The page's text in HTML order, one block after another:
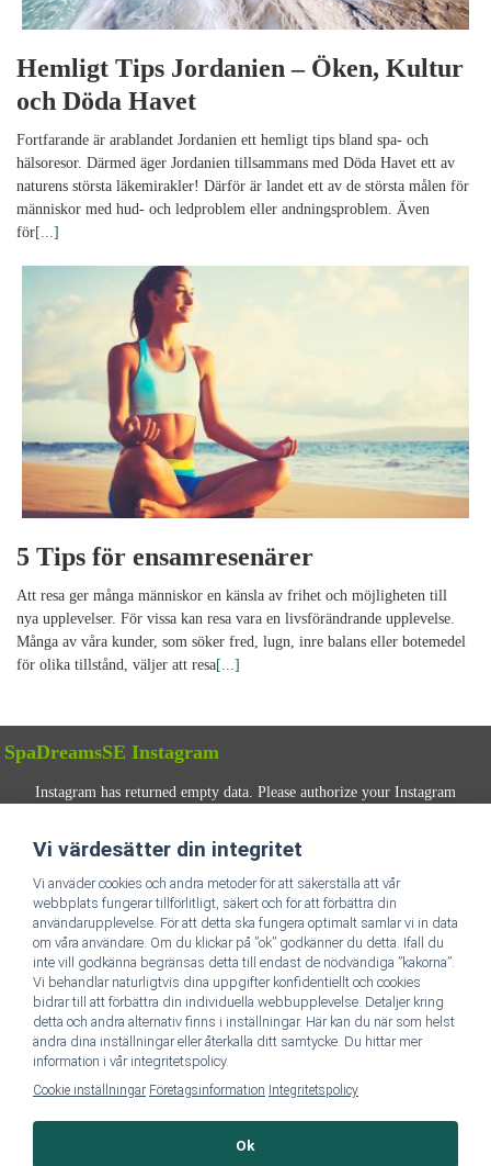
Hemligt Tips Jordanien – Öken, Kultur
och Döda Havet
Fortfarande är arablandet Jordanien ett hemligt tips bland spa- och
hälsoresor. Därmed äger Jordanien tillsammans med Döda Havet ett av
naturens största läkemirakler! Därför är landet ett av de största målen för
människor med hud- och ledproblem eller andningsproblem. Även
för[...]
5 Tips för ensamresenärer
Att resa ger många människor en känsla av frihet och möjligheten till
nya upplevelser. För vissa kan resa vara en livsförändrande upplevelse.
Många av våra kunder, som söker fred, lugn, inre balans eller botemedel
för olika tillstånd, väljer att resa[...]
SpaDreamsSE Instagram
Instagram has returned empty data. Please authorize your Instagram
FÖLJ OSS
Till SpaDreamsSE hemsida
Företagsinformation & Dataskydd
Vi värdesätter din integritet
Vi anväder cookies och andra metoder för att säkerställa att vår
webbplats fungerar tillförlitligt, säkert och för att förbättra din
användarupplevelse. För att detta ska fungera optimalt samlar vi in data
om våra användare. Om du klickar på ”ok” godkänner du detta. Ifall du
inte vill godkänna begränsas detta till endast de nödvändiga ”kakorna”.
Vi behandlar naturligtvis dina uppgifter konfidentiellt och cookies
bidrar till att förbättra din individuella webbupplevelse. Detaljer kring
detta och andra alternativ finns i inställningar. Här kan du när som helst
ändra dina inställningar eller återkalla ditt samtycke. Du hittar mer
information i vår integritetspolicy.
Cookie inställningar Företagsinformation Integritetspolicy
Ok